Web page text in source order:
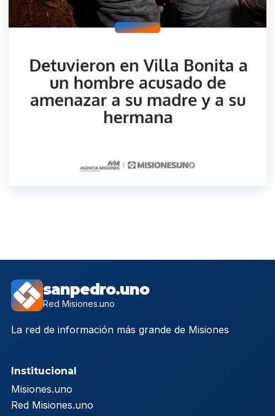
sanpedro.uno
Red Misiones.uno
La red de información más grande de Misiones
Institucional
Misiones.uno
Red Misiones.uno